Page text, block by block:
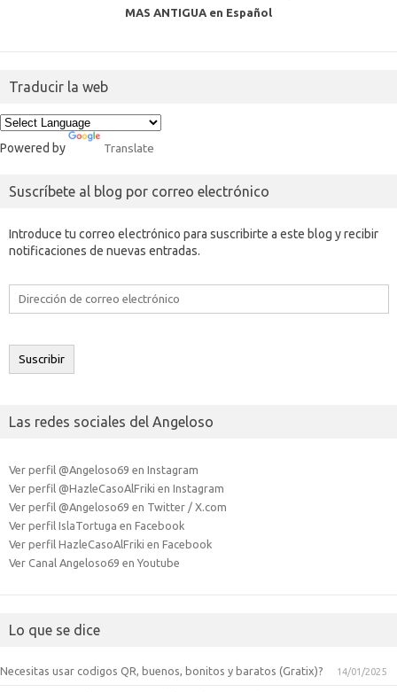
MAS ANTIGUA en Español
Traducir la web
Powered by Translate
Suscríbete al blog por correo electrónico
Introduce tu correo electrónico para suscribirte a este blog y recibir
notificaciones de nuevas entradas.
Dirección
electrónico
Suscribir
Las redes sociales del Angeloso
Ver perfil @Angeloso69 en Instagram
Ver perfil @HazleCasoAlFriki en Instagram
Ver perfil @Angeloso69 en Twitter / X.com
Ver perfil IslaTortuga en Facebook
Ver perfil HazleCasoAlFriki en Facebook
Ver Canal Angeloso69 en Youtube
Lo que se dice
Necesitas usar codigos QR, buenos, bonitos y baratos (Gratix)? 14/01/2025